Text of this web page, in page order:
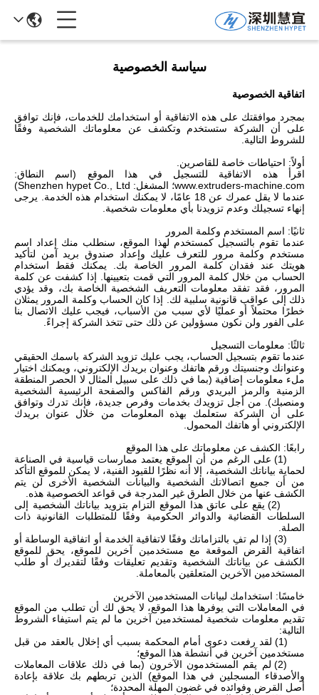
سياسة الخصوصية
اتفاقية الخصوصية
بمجرد موافقتك على هذه الاتفاقية أو استخدامك للخدمات، فإنك توافق
على أن الشركة ستستخدم وتكشف عن معلوماتك الشخصية وفقًا
للشروط التالية.
أولاً: احتياطات خاصة للقاصرين.
اقرأ هذه الاتفاقية للتسجيل في هذا الموقع (اسم النطاق:
www.extruders-machine.com؛ المشغل: Shenzhen hypet Co., Ltd)
عندما لا يقل عمرك عن 18 عامًا، لا يمكنك استخدام هذه الخدمة. يرجى
إنهاء تسجيلك وعدم تزويدنا بأي معلومات شخصية.
ثانيًا: اسم المستخدم وكلمة المرور
عندما تقوم بالتسجيل كمستخدم لهذا الموقع، سنطلب منك إعداد اسم
مستخدم وكلمة مرور للتعرف عليك وإعداد صندوق بريد آمن لتأكيد
هويتك عند فقدان كلمة المرور الخاصة بك. يمكنك فقط استخدام
الحساب من خلال كلمة المرور التي قمت بتعيينها. إذا كشفت عن كلمة
المرور، فقد تفقد معلومات التعريف الشخصية الخاصة بك، وقد يؤدي
ذلك إلى عواقب قانونية سلبية لك. إذا كان الحساب وكلمة المرور يمثلان
خطرًا محتملاً أو عمليًا لأي سبب من الأسباب، فيجب عليك الاتصال بنا
على الفور ولن نكون مسؤولين عن ذلك حتى تتخذ الشركة إجراءً.
ثالثًا: معلومات التسجيل
عندما تقوم بتسجيل الحساب، يجب عليك تزويد الشركة باسمك الحقيقي
وعنوانك وجنسيتك ورقم هاتفك وعنوان بريدك الإلكتروني، ويمكنك اختيار
ملء معلومات إضافية (بما في ذلك على سبيل المثال لا الحصر المنطقة
الزمنية والرمز البريدي ورقم الفاكس والصفحة الرئيسية الشخصية
ومنصبك). من أجل تزويدك بخدمات وفرص جديدة، فإنك تدرك وتوافق
على أن الشركة ستعلمك بهذه المعلومات من خلال عنوان بريدك
الإلكتروني أو هاتفك المحمول.
رابعًا: الكشف عن معلوماتك على هذا الموقع
(1) على الرغم من أن الموقع يعتمد ممارسات قياسية في الصناعة
لحماية بياناتك الشخصية، إلا أنه نظرًا للقيود الفنية، لا يمكن للموقع التأكد
من أن جميع اتصالاتك الشخصية والبيانات الشخصية الأخرى لن يتم
الكشف عنها من خلال الطرق غير المدرجة في قواعد الخصوصية هذه.
(2) يقع على عاتق هذا الموقع التزام بتزويد بياناتك الشخصية إلى
السلطات القضائية والدوائر الحكومية وفقًا للمتطلبات القانونية ذات
الصلة.
(3) إذا لم تفِ بالتزاماتك وفقًا لاتفاقية الخدمة أو اتفاقية الوساطة أو
اتفاقية القرض الموقعة مع مستخدمين آخرين للموقع، يحق للموقع
الكشف عن بياناتك الشخصية وتقديم تعليقات وفقًا لتقديرك أو طلب
المستخدمين الآخرين المتعلقين بالمعاملة.
خامسًا: استخدامك لبيانات المستخدمين الآخرين
في المعاملات التي يوفرها هذا الموقع، لا يحق لك أن تطلب من الموقع
تقديم معلومات شخصية لمستخدمين آخرين ما لم يتم استيفاء الشروط
التالية:
(1) لقد رفعت دعوى أمام المحكمة بسبب أي إخلال بالعقد من قبل
مستخدمين آخرين في أنشطة هذا الموقع؛
(2) لم يقم المستخدمون الآخرون (بما في ذلك علاقات المعاملات
والأصدقاء المسجلين في هذا الموقع) الذين تربطهم بك علاقة بإعادة
أصل القرض وفوائده في غضون المهلة المحددة؛